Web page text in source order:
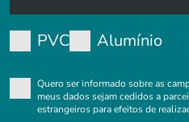
PVC Alumínio
Quero ser informado sobre as
meus dados sejam cedidos a
estrangeiros para efeitos de